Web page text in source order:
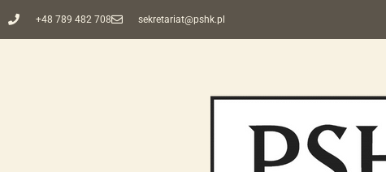
+48 789 482 708 sekretariat@pshk.pl